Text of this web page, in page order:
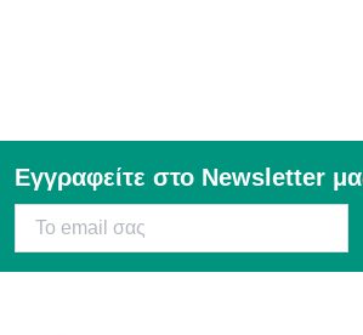
Εγγραφείτε στο Newsletter